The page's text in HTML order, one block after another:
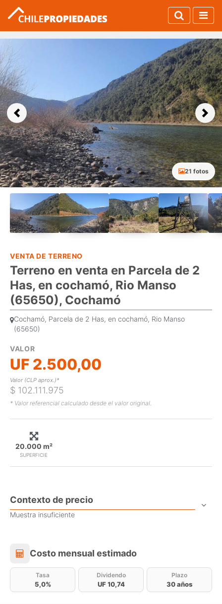
Previous Next
21 fotos
VENTA DE TERRENO
Terreno en venta en Parcela de 2
Has, en cochamó, Rio Manso
(65650), Cochamó
Cochamó, Parcela de 2 Has, en cochamó, Rio Manso
(65650)
VALOR
UF 2.500,00
Valor (CLP aprox.)*
$ 102.111.975
* Valor referencial calculado desde el valor original.
SUPERFICIE
20.000 m²
Contexto de precio
Muestra insuficiente
Costo mensual estimado
Costo mensual estimado
Tasa
5,0%
Dividendo
UF 10,74
Plazo
30 años